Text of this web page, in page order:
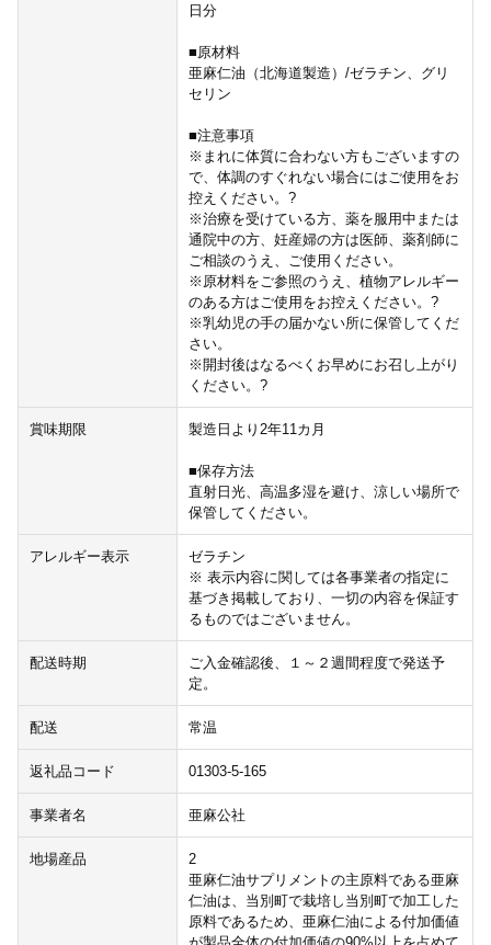
日分
■原材料
亜麻仁油（北海道製造）/ゼラチン、グリ
セリン
■注意事項
※まれに体質に合わない方もございますの
で、体調のすぐれない場合にはご使用をお
控えください。?
※治療を受けている方、薬を服用中または
通院中の方、妊産婦の方は医師、薬剤師に
ご相談のうえ、ご使用ください。
※原材料をご参照のうえ、植物アレルギー
のある方はご使用をお控えください。?
※乳幼児の手の届かない所に保管してくだ
さい。
※開封後はなるべくお早めにお召し上がり
ください。?
賞味期限 製造日より2年11カ月
■保存方法
直射日光、高温多湿を避け、涼しい場所で
保管してください。
アレルギー表示
ゼラチン
※ 表示内容に関しては各事業者の指定に
基づき掲載しており、一切の内容を保証す
るものではございません。
配送時期
ご入金確認後、１～２週間程度で発送予
定。
配送 常温
返礼品コード 01303-5-165
事業者名 亜麻公社
地場産品
2
亜麻仁油サプリメントの主原料である亜麻
仁油は、当別町で栽培し当別町で加工した
原料であるため、亜麻仁油による付加価値